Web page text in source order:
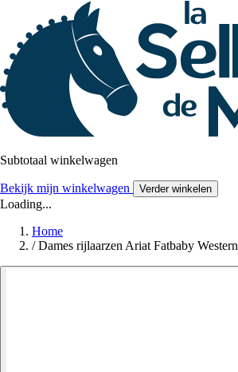
Subtotaal winkelwagen
Bekijk mijn winkelwagen Verder winkelen
Loading...
Home
/ Dames rijlaarzen Ariat Fatbaby Western